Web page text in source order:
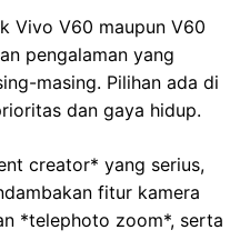
Vivo V60 maupun V60
pengalaman yang
masing. Pilihan ada di
dan gaya hidup.
creator* yang serius,
fitur kamera
*telephoto zoom*, serta